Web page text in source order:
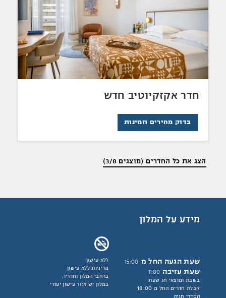
חדר אקזקיוטיב חדש
בדוק מחירים וזמינות
הצג את כל החדרים (מוצגים 3/8)
מידע על המלון
שעת הגעה החל מ 15:00
שעת עזיבה 11:00
בשבת ומוצאי חג שעת
קבלת חדרים החל מ 18:00
הסדרי חניה
ללא עישון
מדיניות ללא עישון
ברחבי המלון וחדריו,
במלון יש אזור עישון יעודי